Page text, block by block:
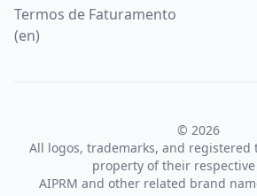
Termos de Faturamento
(en)
© 2026
All logos, trademarks, and registered
property of their
AIPRM and other related brand